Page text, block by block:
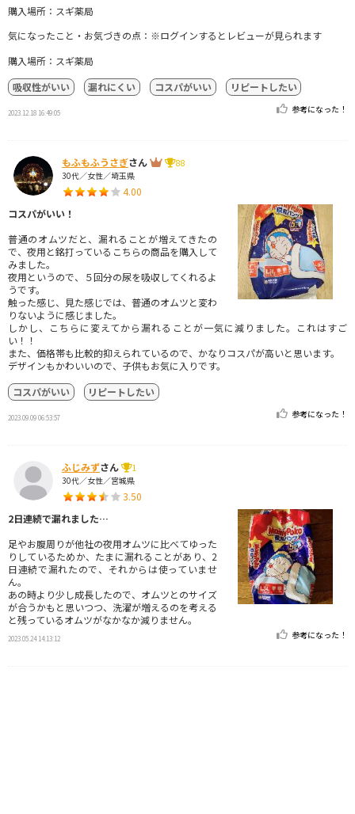
購入場所：スギ薬局
気になったこと・お気づきの点：※ログインするとレビューが見られます
購入場所：スギ薬局
吸収性がいい
漏れにくい コスパがいい リピートしたい
2023.12.18 16:49:05 参考になった！
もふもふうさぎさん
88
30代／女性／埼玉県
4.00
コスパがいい！
普通のオムツだと、漏れることが増えてきたの
で、夜用と銘打っているこちらの商品を購入して
みました。
夜用というので、５回分の尿を吸収してくれるよ
うです。
触った感じ、見た感じでは、普通のオムツと変わ
りないように感じました。
しかし、こちらに変えてから漏れることが一気に減りました。これはすご
い！！
また、価格帯も比較的抑えられているので、かなりコスパが高いと思います。
デザインもかわいいので、子供もお気に入りです。
コスパがいい
リピートしたい
2023.09.09 06:53:57 参考になった！
ふじみずさん
1
30代／女性／宮城県
3.50
2日連続で漏れました…
足やお腹周りが他社の夜用オムツに比べてゆった
りしているためか、たまに漏れることがあり、2
日連続で漏れたので、それからは使っていませ
ん。
あの時より少し成長したので、オムツとのサイズ
が合うかもと思いつつ、洗濯が増えるのを考える
と残っているオムツがなかなか減りません。
2023.05.24 14:13:12 参考になった！